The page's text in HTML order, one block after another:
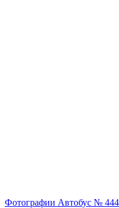
Фотографии Автобус №